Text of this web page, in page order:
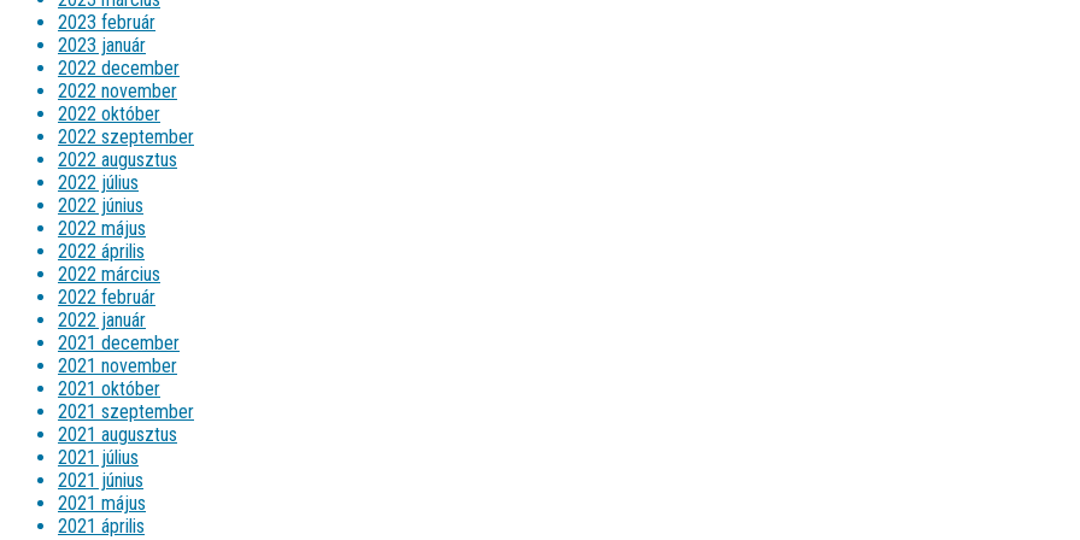
2023 február
2023 január
2022 december
2022 november
2022 október
2022 szeptember
2022 augusztus
2022 július
2022 június
2022 május
2022 április
2022 március
2022 február
2022 január
2021 december
2021 november
2021 október
2021 szeptember
2021 augusztus
2021 július
2021 június
2021 május
2021 április